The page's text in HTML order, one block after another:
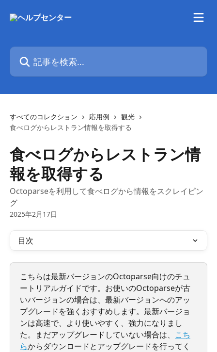
記事を検索...
すべてのコレクション 応用例
観光
食べログからレストラン情報を取得する
食べログからレストラン情
報を取得する
Octoparseを利用して食べログから情報をスクレイピン
グ
2025年2月17日
目次
こちらは最新バージョンのOctoparse向けのチュ
ートリアルガイドです。お使いのOctoparseが古
いバージョンの場合は、最新バージョンへのアッ
プグレードを強くおすすめします。最新バージョ
ンは高速で、より使いやすく、強力になりまし
た。まだアップグレードしていない場合は、 こち
らからダウンロードとアップグレードを行ってく